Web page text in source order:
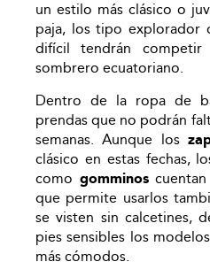
un estilo más clásico o
paja, los tipo explorador
difícil tendrán
sombrero ecuatoriano.
Dentro de la ropa de
prendas que no podrán
semanas. Aunque los
clásico en estas fechas,
como gomminoscuentan
que permite usarlos
se visten sin calcetines,
pies sensibles los
más cómodos.